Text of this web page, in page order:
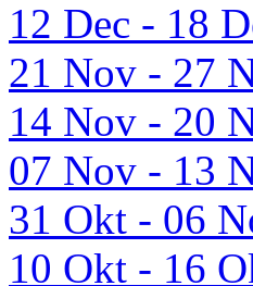
12 Dec - 18
21 Nov - 27
14 Nov - 20
07 Nov - 13
31 Okt - 06
10 Okt - 16